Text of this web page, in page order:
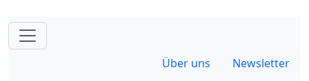
Über uns Newsletter